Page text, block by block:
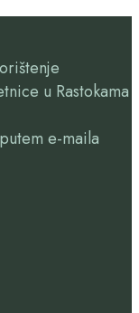
u Rastokama
e-maila